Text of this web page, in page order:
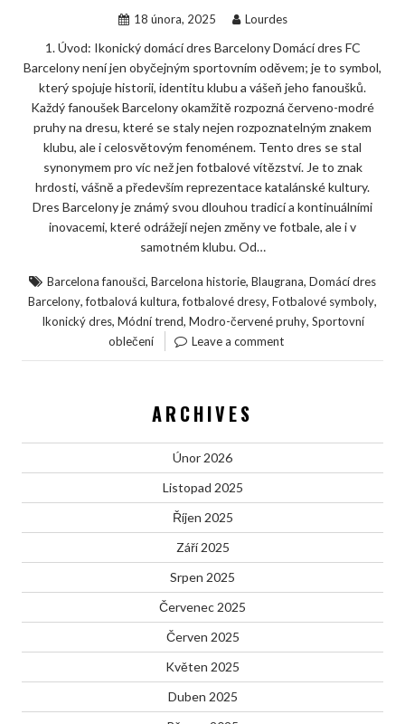
18 února, 2025 Lourdes
1. Úvod: Ikonický domácí dres Barcelony Domácí dres FC
Barcelony není jen obyčejným sportovním oděvem; je to symbol,
který spojuje historii, identitu klubu a vášeň jeho fanoušků.
Každý fanoušek Barcelony okamžitě rozpozná červeno-modré
pruhy na dresu, které se staly nejen rozpoznatelným znakem
klubu, ale i celosvětovým fenoménem. Tento dres se stal
synonymem pro víc než jen fotbalové vítězství. Je to znak
hrdosti, vášně a především reprezentace katalánské kultury.
Dres Barcelony je známý svou dlouhou tradicí a kontinuálními
inovacemi, které odrážejí nejen změny ve fotbale, ale i v
samotném klubu. Od…
Barcelona fanoušci, Barcelona historie, Blaugrana, Domácí dres
Barcelony,fotbalová kultura,fotbalové dresy, Fotbalové symboly,
Ikonický dres, Módní trend, Modro-červené pruhy, Sportovní
oblečení
Leave a comment
ARCHIVES
Únor 2026
Listopad 2025
Říjen 2025
Září 2025
Srpen 2025
Červenec 2025
Červen 2025
Květen 2025
Duben 2025